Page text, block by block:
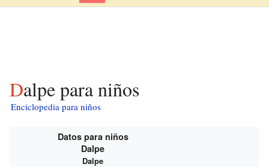
Dalpe para niños
Enciclopedia para niños
Datos para niños
Dalpe
Dalpe